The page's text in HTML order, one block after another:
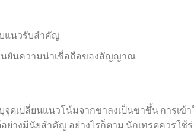
บแนวรับสำคัญ
นยันความน่าเชื่อถือของสัญญาณ
จุดเปลี่ยนแนวโน้มจากขาลงเป็นขาขึ้น การเข้า
ย่างมีนัยสำคัญ อย่างไรก็ตาม นักเทรดควรใช้